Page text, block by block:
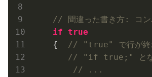
// 間違った書き方: コン
if true
    {
// "true" で行が終わ
// "if true;" となっ
// ...